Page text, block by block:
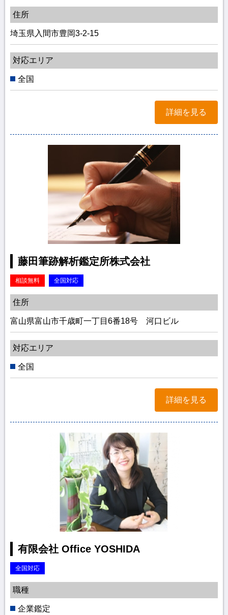
住所
埼玉県入間市豊岡3-2-15
対応エリア
全国
詳細を見る
藤田筆跡解析鑑定所株式会社
相談無料 全国対応
住所
富山県富山市千歳町一丁目6番18号 河口ビル
対応エリア
全国
詳細を見る
有限会社 Office YOSHIDA
全国対応
職種
企業鑑定